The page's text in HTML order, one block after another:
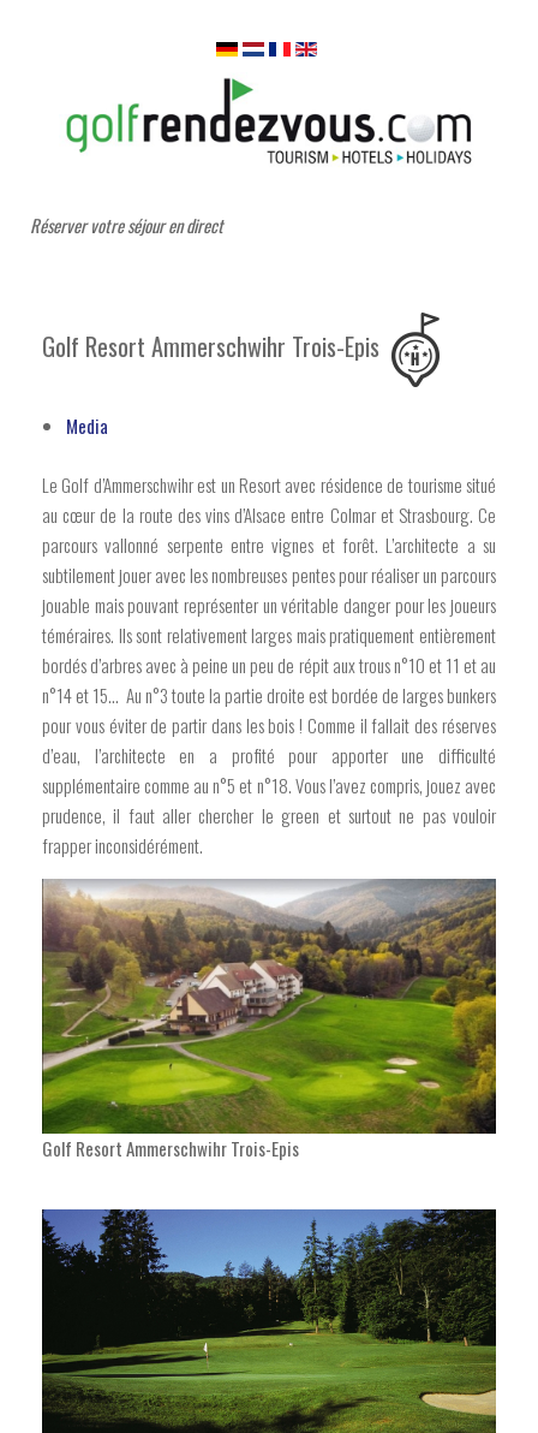
Réserver votre séjour en direct
Golf Resort Ammerschwihr Trois-Epis
Media
Le Golf d’Ammerschwihr est un Resort avec résidence de tourisme situé
au cœur de la route des vins d’Alsace entre Colmar et Strasbourg. Ce
parcours vallonné serpente entre vignes et forêt. L’architecte a su
subtilement jouer avec les nombreuses pentes pour réaliser un parcours
jouable mais pouvant représenter un véritable danger pour les joueurs
téméraires. Ils sont relativement larges mais pratiquement entièrement
bordés d’arbres avec à peine un peu de répit aux trous n°10 et 11 et au
n°14 et 15... Au n°3 toute la partie droite est bordée de larges bunkers
pour vous éviter de partir dans les bois ! Comme il fallait des réserves
d’eau, l’architecte en a profité pour apporter une difficulté
supplémentaire comme au n°5 et n°18. Vous l’avez compris, jouez avec
prudence, il faut aller chercher le green et surtout ne pas vouloir
frapper inconsidérément.
Golf Resort Ammerschwihr Trois-Epis